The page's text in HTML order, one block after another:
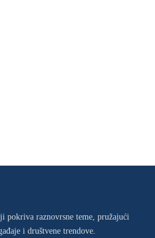
pokriva raznovrsne teme, pružajući
i društvene trendove.